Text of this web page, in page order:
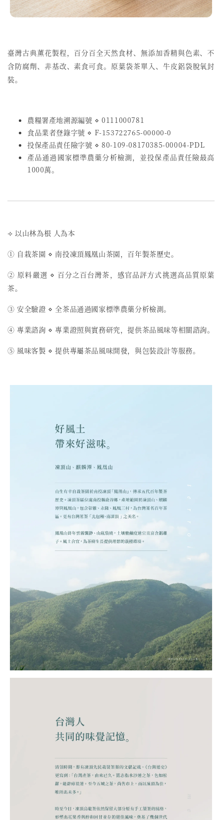
臺灣古典薰花製程，百分百全天然食材、無添加香精與色素、不
含防腐劑、非基改、素食可食。 原葉袋茶單入、牛皮鋁袋脫氧封
裝。
農糧署產地溯源編號 ⋄ 0111000781
食品業者登錄字號 ⋄ F-153722765-00000-0
投保產品責任險字號 ⋄80-109-08170385-00004-PDL
產品通過國家標準農藥分析檢測，並投保產品責任險最高
1000萬。
⟢ 以山林為根 人為本
① 自栽茶園 ⋄ 南投凍頂鳳凰山茶園，百年製茶歷史。
② 原料嚴選 ⋄ 百分之百台灣茶，感官品評方式挑選高品質原葉
茶。
③ 安全驗證 ⋄ 全茶品通過國家標準農藥分析檢測。
④ 專業諮詢 ⋄ 專業證照與實務研究，提供茶品風味等相關諮詢。
⑤ 風味客製 ⋄ 提供專屬茶品風味開發，與包裝設計等服務。